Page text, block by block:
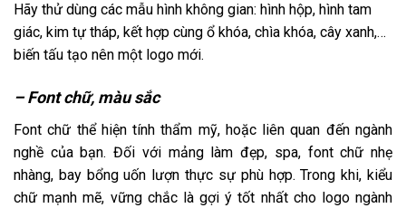
Hãy thử dùng các mẫu hình không gian: hình hộp, hình tam
giác, kim tự tháp, kết hợp cùng ổ khóa, chìa khóa, cây xanh,…
biến tấu tạo nên một logo mới.
– Font chữ, màu sắc
Font chữ thể hiện tính thẩm mỹ, hoặc liên quan đến ngành
nghề của bạn. Đối với mảng làm đẹp, spa, font chữ nhẹ
nhàng, bay bổng uốn lượn thực sự phù hợp. Trong khi, kiểu
chữ mạnh mẽ, vững chắc là gợi ý tốt nhất cho logo ngành